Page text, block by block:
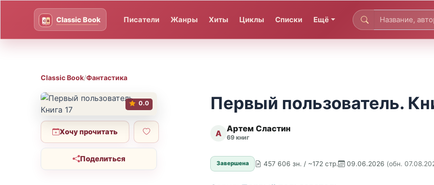
Писатели Жанры Хиты Циклы Списки Ещё
Classic Book/Фантастика
0.0
Хочу прочитать
Поделиться
Первый пользователь.
А Артем Сластин
69 книг
Завершена 457 606 зн. / ~172 стр. 09.06.2026 (обн.